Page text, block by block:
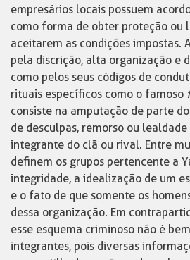
empresários locais possuem
como forma de obter proteção ou
aceitarem as condições impostas.
pela discrição, alta organização e
como pelos seus códigos de
rituais específicos como o famoso
consiste na amputação de parte
de desculpas, remorso ou
integrante do clã ou rival. Entre
definem os grupos pertencente a
integridade, a idealização de um
e o fato de que somente os
dessa organização. Em
esse esquema criminoso não é
integrantes, pois diversas